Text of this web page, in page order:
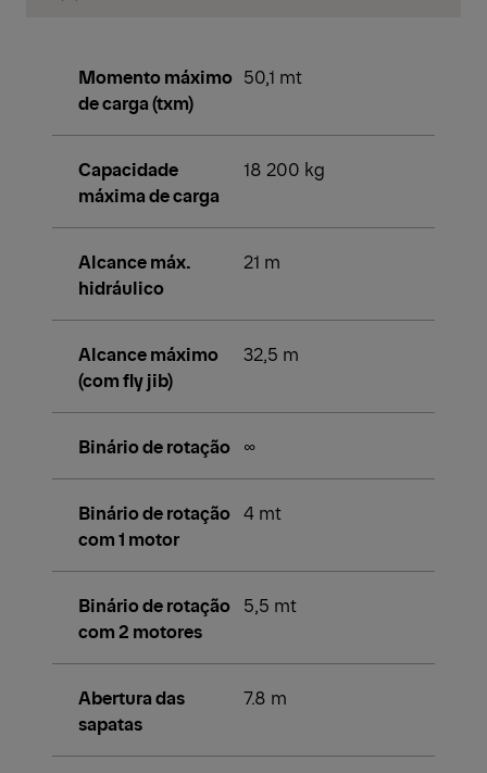
Momento máximo
de carga (txm)
50,1 mt
Capacidade
máxima de carga
18 200 kg
Alcance máx.
hidráulico
21 m
Alcance máximo
(com fly jib)
32,5 m
Binário de rotação ∞
Binário de rotação
com 1 motor
4 mt
Binário de rotação
com 2 motores
5,5 mt
Abertura das
sapatas
7.8 m